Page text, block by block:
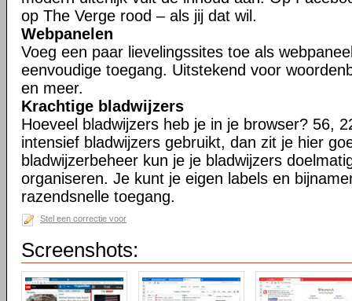
op The Verge rood – als jij dat wil.
Webpanelen
Voeg een paar lievelingssites toe als
eenvoudige toegang. Uitstekend voor
en meer.
Krachtige bladwijzers
Hoeveel bladwijzers heb je in je browser? 56,
intensief bladwijzers gebruikt, dan zit je hier
bladwijzerbeheer kun je je bladwijzers
organiseren. Je kunt je eigen labels en
razendsnelle toegang.
Stel een correctie voor
Screenshots: